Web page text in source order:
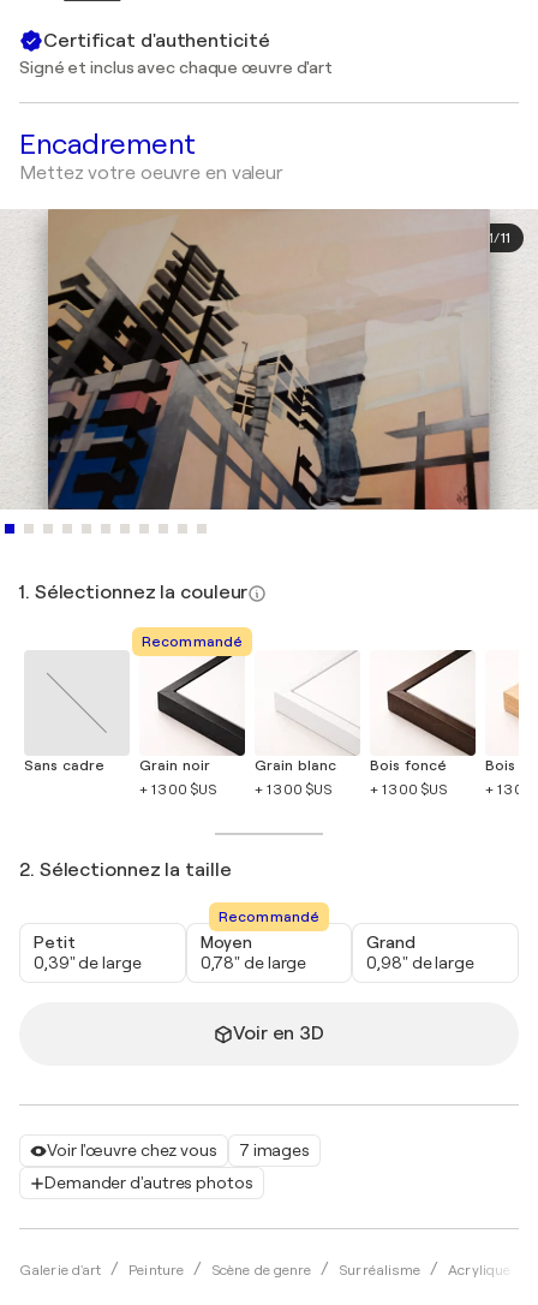
Voir l'œuvre chez vous
7 images
Demander d'autres photos
Galerie d'art Peinture Scène de genre Surréalisme Acrylique
Certificat d'authenticité
Signé et inclus avec chaque œuvre d'art
Encadrement
Mettez votre oeuvre en valeur
1/11
1. Sélectionnez la couleur
Sans cadre
Recommandé
Grain noir
+ 1 300 $US
Grain blanc
+ 1 300 $US
Bois foncé
+ 1 300 $US
Bois
+ 1 300
2. Sélectionnez la taille
Petit
0,39" de large
Recommandé
Moyen
0,78" de large
Grand
0,98" de large
Voir en 3D